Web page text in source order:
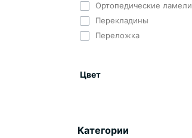
Ортопедические ламели
Перекладины
Переложка
Цвет
Категории